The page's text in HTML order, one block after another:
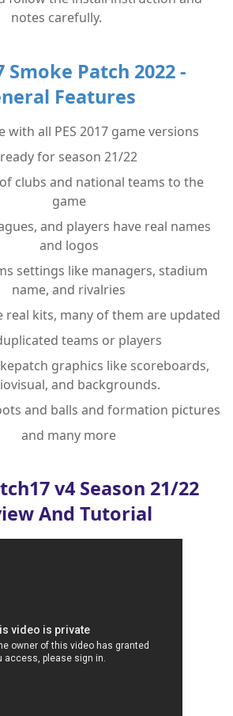
notes carefully.
Smoke Patch 2022 -
Features
with all PES 2017 game versions
ready for season 21/22
clubs and national teams to the
game
and players have real names
and logos
settings like managers, stadium
name, and rivalries
real kits, many of them are updated
teams or players
graphics like scoreboards,
and backgrounds.
and balls and formation pictures
and many more
v4 Season 21/22
And Tutorial